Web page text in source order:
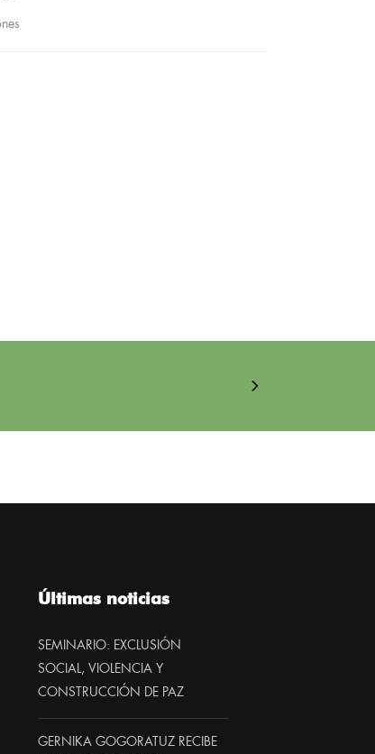
Últimas noticias
SEMINARIO: EXCLUSIÓN
SOCIAL, VIOLENCIA Y
CONSTRUCCIÓN DE PAZ
GERNIKA GOGORATUZ RECIBE